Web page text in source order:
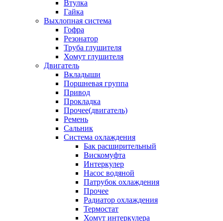
Втулка
Гайка
Выхлопная система
Гофра
Резонатор
Труба глушителя
Хомут глушителя
Двигатель
Вкладыши
Поршневая группа
Привод
Прокладка
Прочее(двигатель)
Ремень
Сальник
Система охлаждения
Бак расширительный
Вискомуфта
Интеркулер
Насос водяной
Патрубок охлаждения
Прочее
Радиатор охлаждения
Термостат
Хомут интеркулера